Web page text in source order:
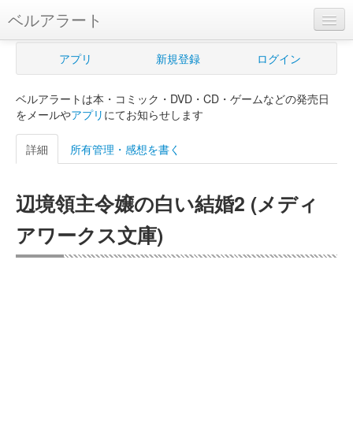
ベルアラート
ベルアラートとは
新規登録
ログイン
購入管理
Myシェルフ
アプリ 新規登録 ログイン
ベルアラートは本・コミック・DVD・CD・ゲームなどの発売日
をメールやアプリ にてお知らせします
詳細 所有管理・感想を書く
辺境領主令嬢の白い結婚2 (メディ
アワークス文庫)